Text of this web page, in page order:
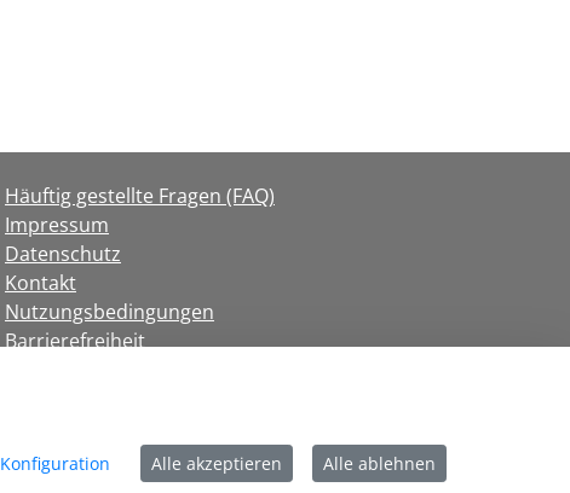
Häuftig gestellte Fragen (FAQ)
Impressum
Datenschutz
Kontakt
Nutzungsbedingungen
Barrierefreiheit
Konfiguration Alle akzeptieren Alle ablehnen